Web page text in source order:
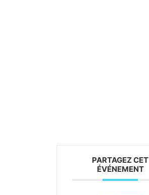
PARTAGEZ CET
ÉVÉNEMENT